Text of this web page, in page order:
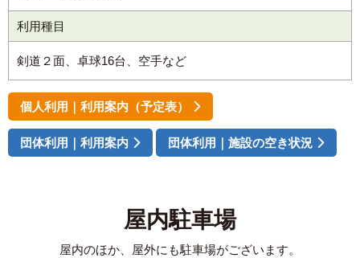
利用種目
剣道２面、卓球16台、空手など
個人利用｜利用案内（予定表）
団体利用｜利用案内 団体利用｜施設の空き状況
屋内駐車場
屋内のほか、屋外にも駐車場がございます。